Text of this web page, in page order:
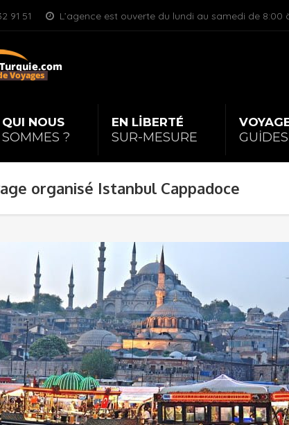
91 51 L’agence est ouverte du lundi au samedi de 8:00
QUI NOUS
SOMMES ?
EN LİBERTÉ
SUR-MESURE GUİDES
organisé Istanbul Cappadoce